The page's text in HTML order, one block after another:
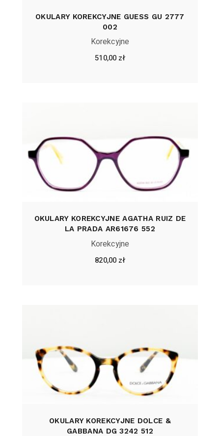
OKULARY KOREKCYJNE GUESS GU 2777
002
Korekcyjne
510,00 zł
OKULARY KOREKCYJNE AGATHA RUIZ DE
LA PRADA AR61676 552
Korekcyjne
820,00 zł
OKULARY KOREKCYJNE DOLCE &
GABBANA DG 3242 512